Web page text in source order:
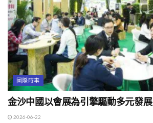
國際時事
金沙中國以會展為引擎驅動多元發展
2026-06-22